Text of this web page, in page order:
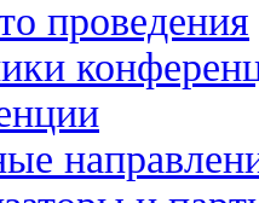
проведения